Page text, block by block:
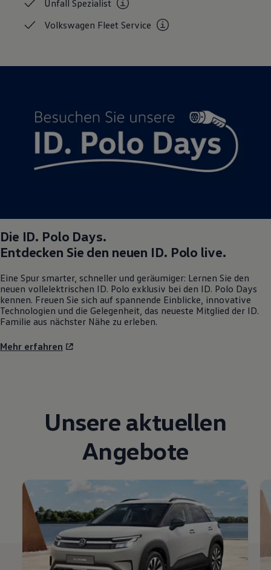
UnfallSpezialist
Volkswagen FleetService
Die ID. Polo Days.
Entdecken Sie den neuen ID. Polo live.
Eine Spur smarter, schneller und geräumiger: Lernen Sie den
neuen vollelektrischen ID. Polo exklusiv bei den ID. Polo Days
kennen. Freuen Sie sich auf spannende Einblicke, innovative
Technologien und die Gelegenheit, das neueste Mitglied der ID.
Familie aus nächster Nähe zu erleben.
Mehr erfahren
Unsere aktuellen
Angebote